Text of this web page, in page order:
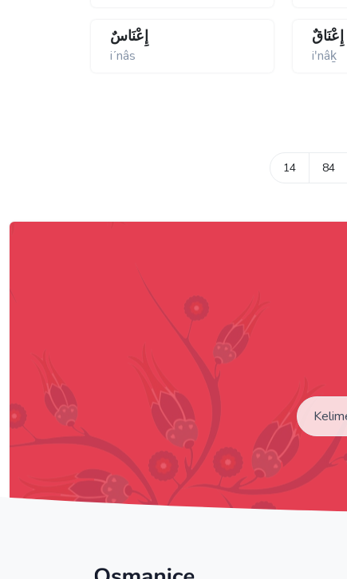
إِعْنَاسٌ
iʹnâs
إِعْنَاقٌ
iʹnâḵ
14 84